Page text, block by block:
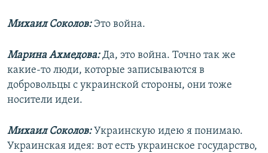
Михаил Соколов:Это война.
Марина Ахмедова:Да, это война. Точно так же
какие-то люди, которые записываются в
добровольцы с украинской стороны, они тоже
носители идеи.
Михаил Соколов:Украинскую идею я понимаю.
Украинская идея: вот есть украинское государство,